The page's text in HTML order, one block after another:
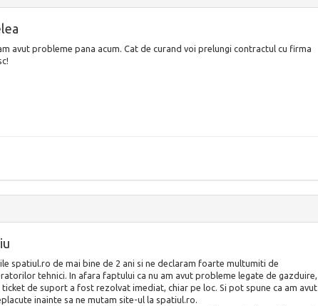
avut probleme pana acum. Cat de curand voi prelungi contractul cu firma
spatiul.ro de mai bine de 2 ani si ne declaram foarte multumiti de
tehnici. In afara faptului ca nu am avut probleme legate de gazduire,
de suport a fost rezolvat imediat, chiar pe loc. Si pot spune ca am avut
inainte sa ne mutam site-ul la spatiul.ro.